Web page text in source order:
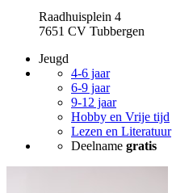
Raadhuisplein 4
7651 CV Tubbergen
Jeugd
4-6 jaar
6-9 jaar
9-12 jaar
Hobby en Vrije tijd
Lezen en Literatuur
Deelname gratis